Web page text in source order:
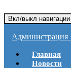
Вкл/выкл навигации
Администрация
Главная
Новости